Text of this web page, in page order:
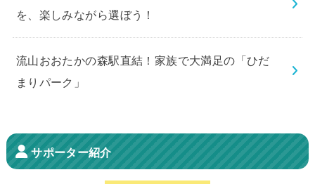
を、楽しみながら選ぼう！
流山おおたかの森駅直結！家族で大満足の「ひだ
まりパーク」
サポーター紹介